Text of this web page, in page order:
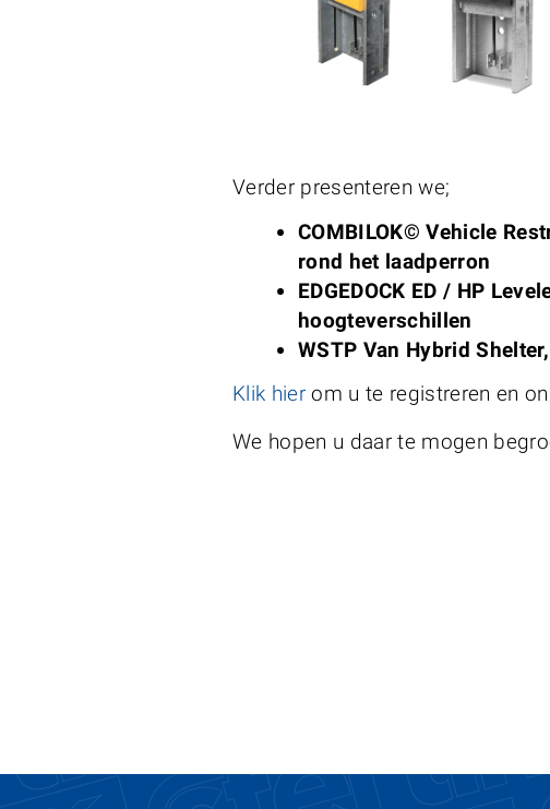
Verder presenteren we;
COMBILOK© Vehicle
rond het laadperron
EDGEDOCK ED / HP
hoogteverschillen
WSTP Van Hybrid
Klik hier om u te registreren en
We hopen u daar te mogen